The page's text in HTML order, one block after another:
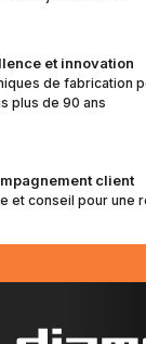
et innovation
de fabrication
plus de 90 ans
client
et conseil pour une